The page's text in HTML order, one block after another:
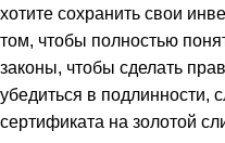
хотите сохранить свои
том, чтобы полностью
законы, чтобы сделать
убедиться в подлинности,
сертификата на золотой